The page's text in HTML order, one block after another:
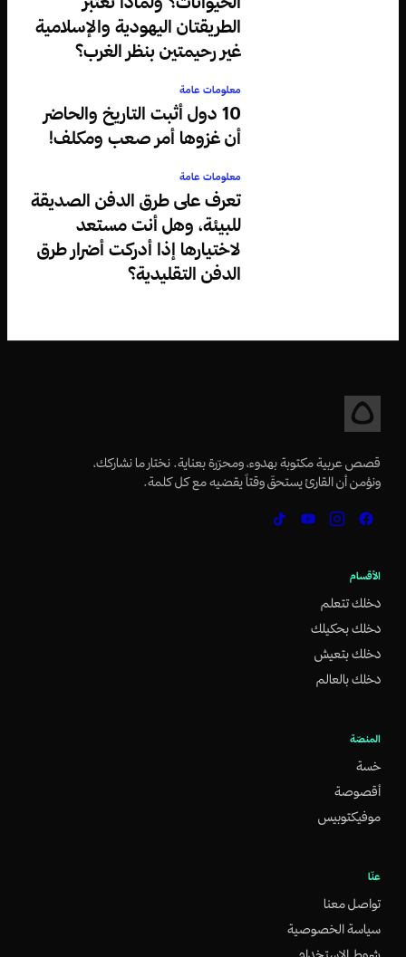
الطريقتان اليهودية والإسلامية
غير رحيمتين بنظر الغرب؟
معلومات عامة
10 دول أثبت التاريخ والحاضر
أن غزوها أمر صعب ومكلف!
معلومات عامة
تعرف على طرق الدفن الصديقة
للبيئة، وهل أنت مستعد
لاختيارها إذا أدركت أضرار طرق
الدفن التقليدية؟
قصص عربية مكتوبة بهدوء، ومحرّرة بعناية. نختار ما نشاركك،
ونؤمن أن القارئ يستحقّ وقتاً يقضيه مع كل كلمة.
الأقسام
دخلك تتعلم
دخلك بحكيلك
دخلك بتعيش
دخلك بالعالم
المنصّة
خسة
أقصوصة
موفيكتوبيس
عنّا
تواصل معنا
سياسة الخصوصية